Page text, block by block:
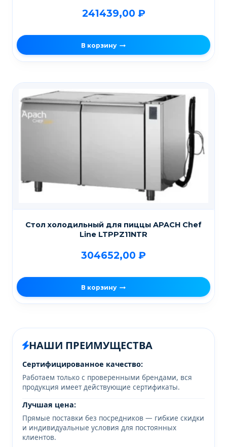
241439,00 ₽
В корзину
Стол холодильный для пиццы APACH Chef
Line LTPPZ11NTR
304652,00 ₽
В корзину
НАШИ ПРЕИМУЩЕСТВА
Сертифицированное качество:
Работаем только с проверенными брендами, вся
продукция имеет действующие сертификаты.
Лучшая цена:
Прямые поставки без посредников — гибкие скидки
и индивидуальные условия для постоянных
клиентов.